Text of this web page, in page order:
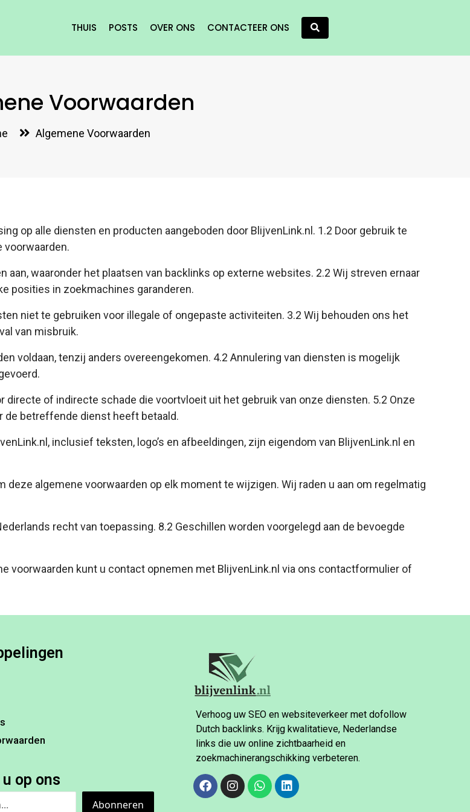
THUIS POSTS OVER ONS CONTACTEER ONS
Voorwaarden
Algemene Voorwaarden
op alle diensten en producten aangeboden door BlijvenLink.nl. 1.2 Door gebruik te
voorwaarden.
aan, waaronder het plaatsen van backlinks op externe websites. 2.2 Wij streven ernaar
posities in zoekmachines garanderen.
niet te gebruiken voor illegale of ongepaste activiteiten. 3.2 Wij behouden ons het
van misbruik.
voldaan, tenzij anders overeengekomen. 4.2 Annulering van diensten is mogelijk
directe of indirecte schade die voortvloeit uit het gebruik van onze diensten. 5.2 Onze
de betreffende dienst heeft betaald.
inclusief teksten, logo’s en afbeeldingen, zijn eigendom van BlijvenLink.nl en
deze algemene voorwaarden op elk moment te wijzigen. Wij raden u aan om regelmatig
recht van toepassing. 8.2 Geschillen worden voorgelegd aan de bevoegde
voorwaarden kunt u contact opnemen met BlijvenLink.nl via ons contactformulier of
op ons
Abonneren
Verhoog uw SEO en websiteverkeer met dofollow
Dutch backlinks. Krijg kwalitatieve, Nederlandse
links die uw online zichtbaarheid en
zoekmachinerangschikking verbeteren.